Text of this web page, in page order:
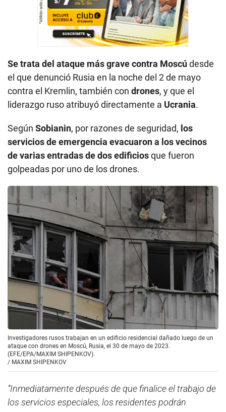
Se trata del ataque más grave contra Moscúdesde
el que denunció Rusia en la noche del 2 de mayo
contra el Kremlin, también con drones, y que el
liderazgo ruso atribuyó directamente a Ucrania.
Según Sobianin, por razones de seguridad, los
servicios de emergencia evacuaron a los vecinos
de varias entradas de dos edificiosque fueron
golpeadas por uno de los drones.
Investigadores rusos trabajan en un edificio residencial dañado luego de un
ataque con drones en Moscú, Rusia, el 30 de mayo de 2023.
(EFE/EPA/MAXIM SHIPENKOV).
/ MAXIM SHIPENKOV
“Inmediatamente después de que finalice el trabajo de
los servicios especiales, los residentes podrán